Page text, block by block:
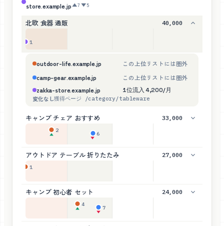
store.example.jp ▲7 ▼5
北欧 食器 通販 40,000
1
outdoor-life.example.jp この上位リストには圏外
camp-gear.example.jp この上位リストには圏外
zakka-store.example.jp 1位流入4,200/月
変化なし獲得ページ /category/tableware
キャンプ チェア おすすめ 33,000
2
▲ 6
▼
アウトドア テーブル 折りたたみ 27,000
1
キャンプ 初心者 セット 24,000
4
▲ 7
▼